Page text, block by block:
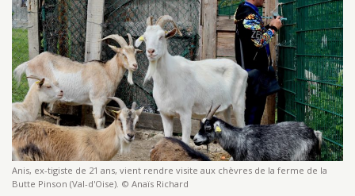
Anis, ex-tigiste de 21 ans, vient rendre visite aux chèvres de la ferme de la
Butte Pinson (Val-d'Oise). © Anaïs Richard